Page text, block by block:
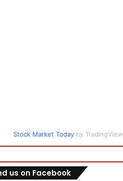
Stock Market Today by TradingView
us on Facebook